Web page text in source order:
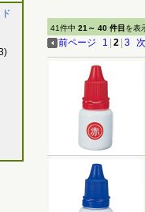
41件中 21～ 40 件目 を表
前ページ 1 2 3